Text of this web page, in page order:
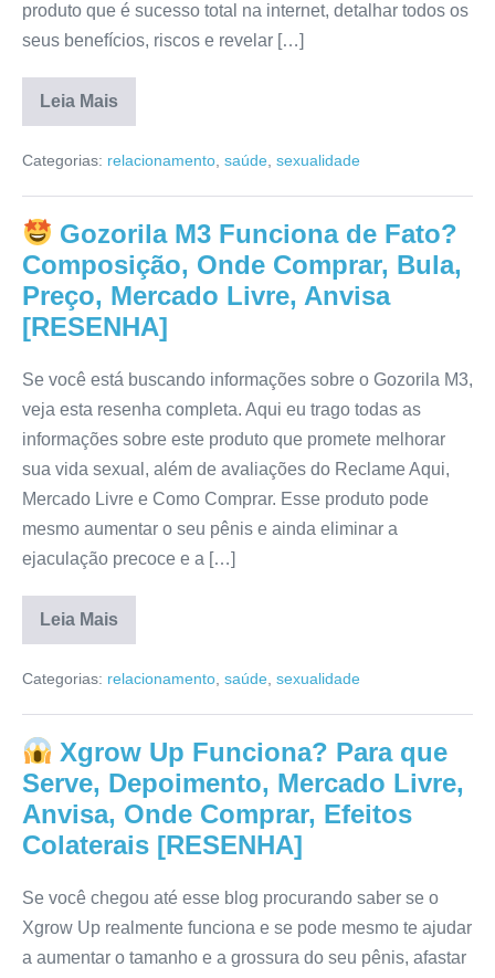
produto que é sucesso total na internet, detalhar todos os
seus benefícios, riscos e revelar […]
Leia Mais
Vigotrina
de
Efeitos
Composição,
Preço,
Mercado
Livre,
Para
que
Serve,
[RESENHA]
Categorias: relacionamento saúde sexualidade
Gozorila M3 Funciona de Fato?
Composição, Onde Comprar, Bula,
Preço, Mercado Livre, Anvisa
[RESENHA]
Se você está buscando informações sobre o Gozorila M3,
veja esta resenha completa. Aqui eu trago todas as
informações sobre este produto que promete melhorar
sua vida sexual, além de avaliações do Reclame Aqui,
Mercado Livre e Como Comprar. Esse produto pode
mesmo aumentar o seu pênis e ainda eliminar a
ejaculação precoce e a […]
Leia Mais
Gozorila
Funciona
Fato?
Onde
Comprar,
Bula,
Preço,
Mercado
Livre,
Anvisa
Categorias: relacionamento saúde sexualidade
Xgrow Up Funciona? Para que
Serve, Depoimento, Mercado Livre,
Anvisa, Onde Comprar, Efeitos
Colaterais [RESENHA]
Se você chegou até esse blog procurando saber se o
Xgrow Up realmente funciona e se pode mesmo te ajudar
a aumentar o tamanho e a grossura do seu pênis, afastar